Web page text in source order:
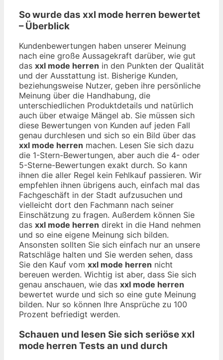
So wurde das xxl mode herren bewertet
– Überblick
Kundenbewertungen haben unserer Meinung
nach eine große Aussagekraft darüber, wie gut
das xxl mode herren in den Punkten der Qualität
und der Ausstattung ist. Bisherige Kunden,
beziehungsweise Nutzer, geben ihre persönliche
Meinung über die Handhabung, die
unterschiedlichen Produktdetails und natürlich
auch über etwaige Mängel ab. Sie müssen sich
diese Bewertungen von Kunden auf jeden Fall
genau durchlesen und sich so ein Bild über das
xxl mode herren machen. Lesen Sie sich dazu
die 1-Stern-Bewertungen, aber auch die 4- oder
5-Sterne-Bewertungen exakt durch. So kann
ihnen die aller Regel kein Fehlkauf passieren. Wir
empfehlen ihnen übrigens auch, einfach mal das
Fachgeschäft in der Stadt aufzusuchen und
vielleicht dort den Fachmann nach seiner
Einschätzung zu fragen. Außerdem können Sie
das xxl mode herren direkt in die Hand nehmen
und so eine eigene Meinung sich bilden.
Ansonsten sollten Sie sich einfach nur an unsere
Ratschläge halten und Sie werden sehen, dass
Sie den Kauf vom xxl mode herren nicht
bereuen werden. Wichtig ist aber, dass Sie sich
genau anschauen, wie das xxl mode herren
bewertet wurde und sich so eine gute Meinung
bilden. Nur so können Ihre Ansprüche zu 100
Prozent befriedigt werden.
Schauen und lesen Sie sich seriösexxl
mode herren Tests an und durch